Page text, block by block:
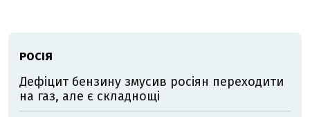
РОСІЯ
Дефіцит бензину змусив росіян переходити
на газ, але є складнощі